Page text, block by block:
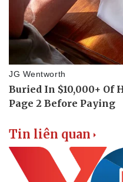
Thể thao
Tin liên quan